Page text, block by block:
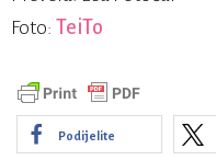
Foto: TeiTo
Podijelite